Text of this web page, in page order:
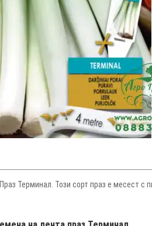
Терминал. Този сорт праз е месест с